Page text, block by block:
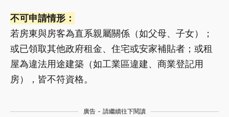
不可申請情形：
若房東與房客為直系親屬關係（如父母、子女）；
或已領取其他政府租金、住宅或安家補貼者；或租
屋為違法用途建築（如工業區違建、商業登記用
房），皆不符資格。
廣告 - 請繼續往下閱讀